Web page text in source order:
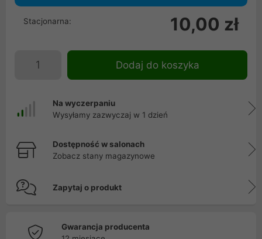
Stacjonarna: 10,00 zł
Dodaj do koszyka
Na wyczerpaniu
Wysyłamy zazwyczaj w 1 dzień
Dostępność w salonach
Zobacz stany magazynowe
Zapytaj o produkt
Gwarancja producenta